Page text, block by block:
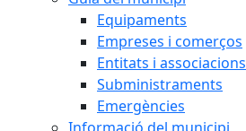
Equipaments
Empreses i comerços
Entitats i associacions
Subministraments
Emergències